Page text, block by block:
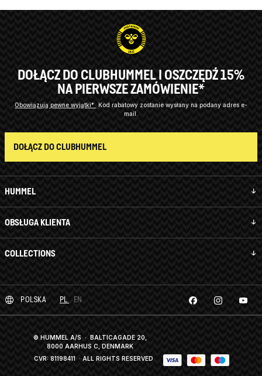
HUMMEL
OBSŁUGA KLIENTA
COLLECTIONS
DOŁĄCZ DO CLUBHUMMEL I OSZCZĘDŹ 15%
NA PIERWSZE ZAMÓWIENIE*
Obowiązują pewne wyjątki* Kod rabatowy zostanie wysłany na podany adres e-
mail.
DOŁĄCZ DO CLUBHUMMEL
POLSKA PL EN
© HUMMEL A/S · BALTICAGADE 20,
8000 AARHUS C, DENMARK
CVR: 81198411 · ALL RIGHTS RESERVED